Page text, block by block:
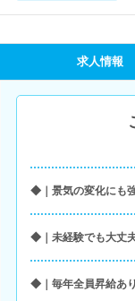
求人情報
◆｜景気の変化にも
◆｜未経験でも大丈
◆｜毎年全員昇給あ